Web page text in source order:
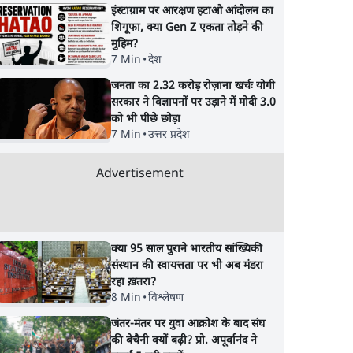
इंस्टाग्राम पर आरक्षण हटाओ आंदोलन का
शिगूफा, क्या Gen Z एकता तोड़ने की
मुहिम?
7 Min •देश
जनता का 2.32 करोड़ रोज़ाना खर्चः योगी
सरकार ने विज्ञापनों पर उड़ाने में मोदी 3.0
को भी पीछे छोड़ा
7 Min •उत्तर प्रदेश
Advertisement
क्या 95 साल पुराने भारतीय सांख्यिकी
संस्थान की स्वायत्तता पर भी अब मंडरा
रहा ख़तरा?
8 Min •विश्लेषण
जंतर-मंतर पर युवा आक्रोश के बाद संघ
की बेचैनी क्यों बढ़ी? प्रो. अपूर्वानंद ने